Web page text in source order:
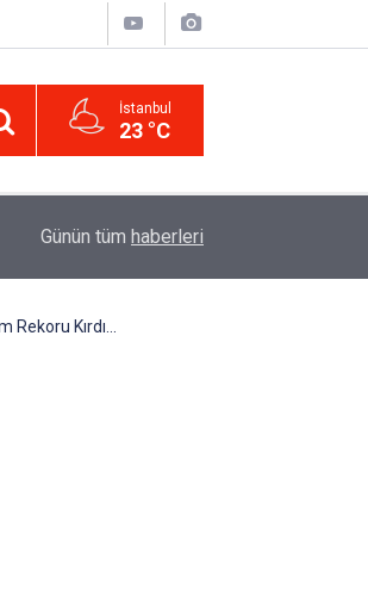
İstanbul
23 °C
Ödeme Kuralları Değişti
Günün tüm haberleri
Kırdı...